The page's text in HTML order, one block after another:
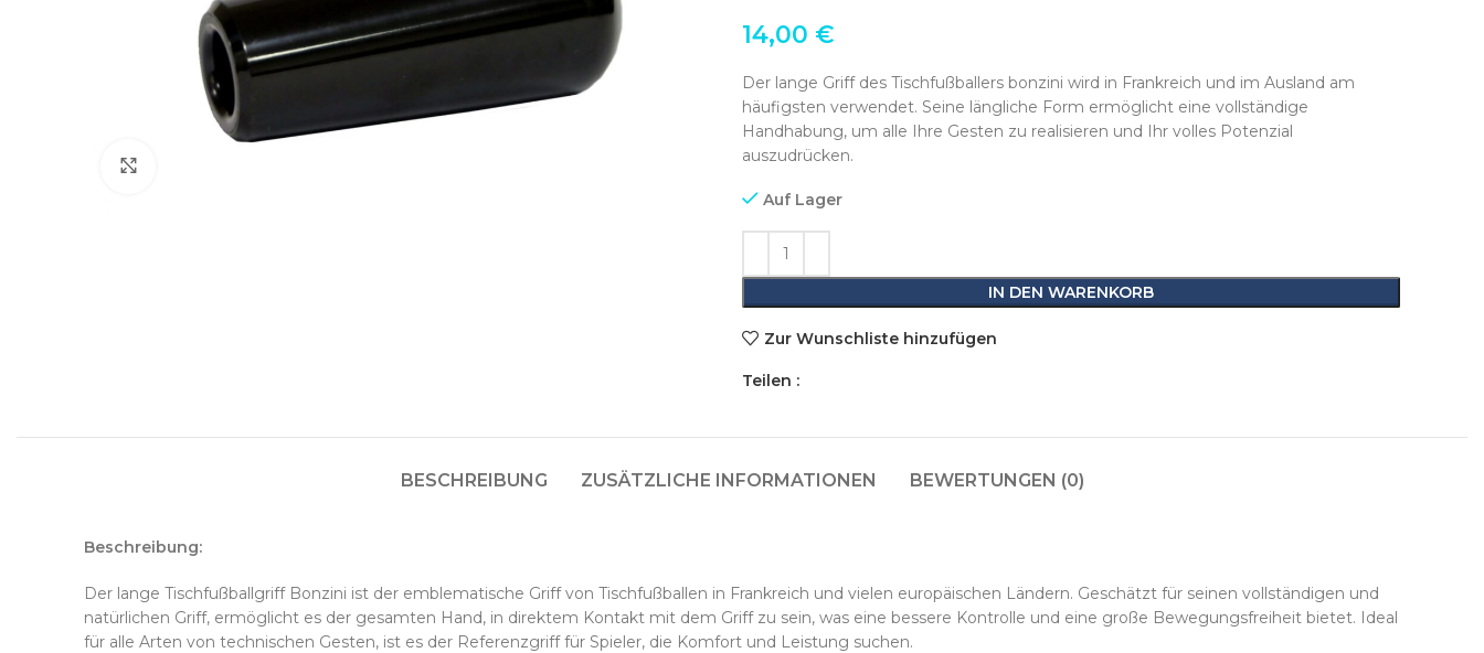
14,00 €
Der lange Griff des Tischfußballers bonzini wird in Frankreich und im Ausland am
häufigsten verwendet. Seine längliche Form ermöglicht eine vollständige
Handhabung, um alle Ihre Gesten zu realisieren und Ihr volles Potenzial
auszudrücken.
Auf Lager
IN DEN WARENKORB
Zur Wunschliste hinzufügen
Teilen :
BESCHREIBUNG ZUSÄTZLICHE INFORMATIONEN BEWERTUNGEN (0)
Beschreibung:
Der lange Tischfußballgriff Bonzini ist der emblematische Griff von Tischfußballen in Frankreich und vielen europäischen Ländern. Geschätzt für seinen vollständigen und
natürlichen Griff, ermöglicht es der gesamten Hand, in direktem Kontakt mit dem Griff zu sein, was eine bessere Kontrolle und eine große Bewegungsfreiheit bietet. Ideal
für alle Arten von technischen Gesten, ist es der Referenzgriff für Spieler, die Komfort und Leistung suchen.